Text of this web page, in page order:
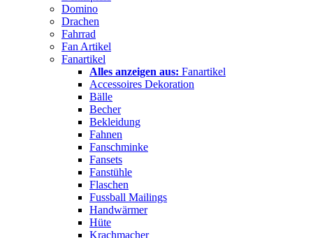
Domino
Drachen
Fahrrad
Fan Artikel
Fanartikel
Alles anzeigen aus: Fanartikel
Accessoires Dekoration
Bälle
Becher
Bekleidung
Fahnen
Fanschminke
Fansets
Fanstühle
Flaschen
Fussball Mailings
Handwärmer
Hüte
Krachmacher